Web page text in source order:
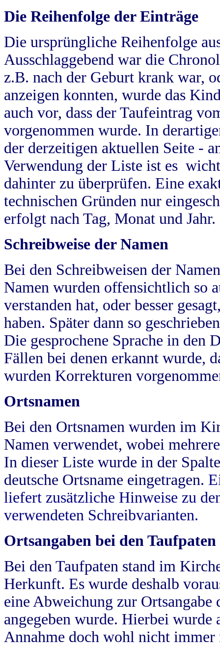
Die Reihenfolge der Einträge
Die ursprüngliche Reihenfolge
Ausschlaggebend war die
z.B. nach der Geburt krank war,
anzeigen konnten, wurde das
auch vor, dass der Taufeintrag
vorgenommen wurde. In
der derzeitigen aktuellen Seite -
Verwendung der Liste ist es
dahinter zu überprüfen. Eine
technischen Gründen nur
erfolgt nach Tag, Monat und Jahr.
Schreibweise der Namen
Bei den Schreibweisen der
Namen wurden offensichtlich so
verstanden hat, oder besser
haben. Später dann so
Die gesprochene Sprache in
Fällen bei denen erkannt wurde,
wurden Korrekturen
Ortsnamen
Bei den Ortsnamen wurden im
Namen verwendet, wobei
In dieser Liste wurde in der
deutsche Ortsname eingetragen.
liefert zusätzliche Hinweise zu
verwendeten Schreibvarianten.
Ortsangaben bei den Taufpaten
Bei den Taufpaten stand im
Herkunft. Es wurde deshalb
eine Abweichung zur
angegeben wurde. Hierbei wurde
Annahme doch wohl nicht